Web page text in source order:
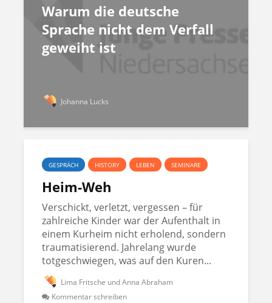
Warum die deutsche
Sprache nicht dem Verfall
geweiht ist
Johanna Lucks
GESPRÄCH HISTORY LEBEN SEMINARE
Heim-Weh
Verschickt, verletzt, vergessen – für
zahlreiche Kinder war der Aufenthalt in
einem Kurheim nicht erholend, sondern
traumatisierend. Jahrelang wurde
totgeschwiegen, was auf den Kuren...
Lima Fritsche und Anna Abraham
Kommentar schreiben